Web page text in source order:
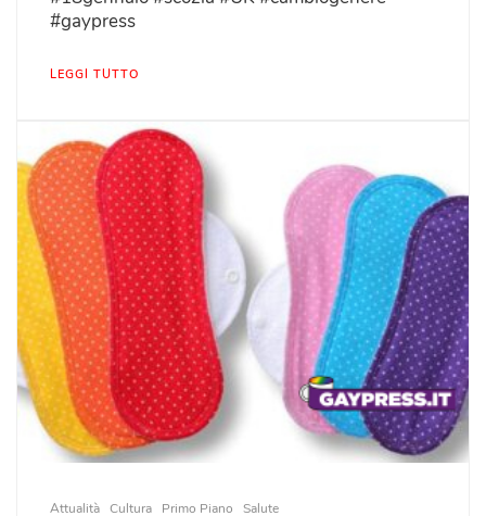
#gaypress
LEGGI TUTTO
Attualità Cultura Primo Piano Salute